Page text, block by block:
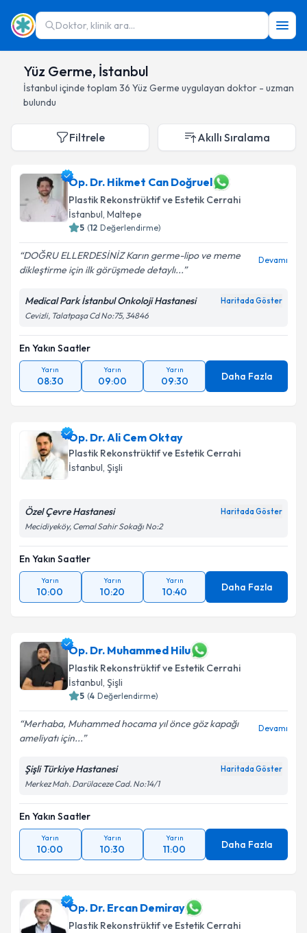
Doktor, klinik ara...
Yüz Germe, İstanbul
İstanbul içinde toplam 36 Yüz Germe uygulayan doktor - uzman
bulundu
Filtrele Akıllı Sıralama
Op. Dr. Hikmet Can Doğruel
Plastik Rekonstrüktif ve Estetik Cerrahi
İstanbul, Maltepe
5 (12 Değerlendirme)
DOĞRU ELLERDESİNİZ Karın germe-lipo ve meme
dikleştirme için ilk görüşmede detaylı...
Devamı
Medical Park İstanbul Onkoloji Hastanesi Haritada Göster
Cevizli, Talatpaşa Cd No:75, 34846
En Yakın Saatler
Yarın
08:30
Yarın
09:00
Yarın
09:30 Daha Fazla
Op. Dr. Ali Cem Oktay
Plastik Rekonstrüktif ve Estetik Cerrahi
İstanbul, Şişli
Özel Çevre Hastanesi Haritada Göster
Mecidiyeköy, Cemal Sahir Sokağı No:2
En Yakın Saatler
Yarın
10:00
Yarın
10:20
Yarın
10:40 Daha Fazla
Op. Dr. Muhammed Hilu
Plastik Rekonstrüktif ve Estetik Cerrahi
İstanbul, Şişli
5 (4 Değerlendirme)
Merhaba, Muhammed hocama yıl önce göz kapağı
ameliyatı için...
Devamı
Şişli Türkiye Hastanesi Haritada Göster
Merkez Mah. Darülaceze Cad. No:14/1
En Yakın Saatler
Yarın
10:00
Yarın
10:30
Yarın
11:00 Daha Fazla
Op. Dr. Ercan Demiray
Plastik Rekonstrüktif ve Estetik Cerrahi